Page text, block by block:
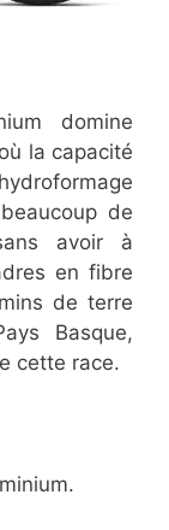
domine
la capacité
de
avoir à
en fibre
de terre
Basque,
cette race.